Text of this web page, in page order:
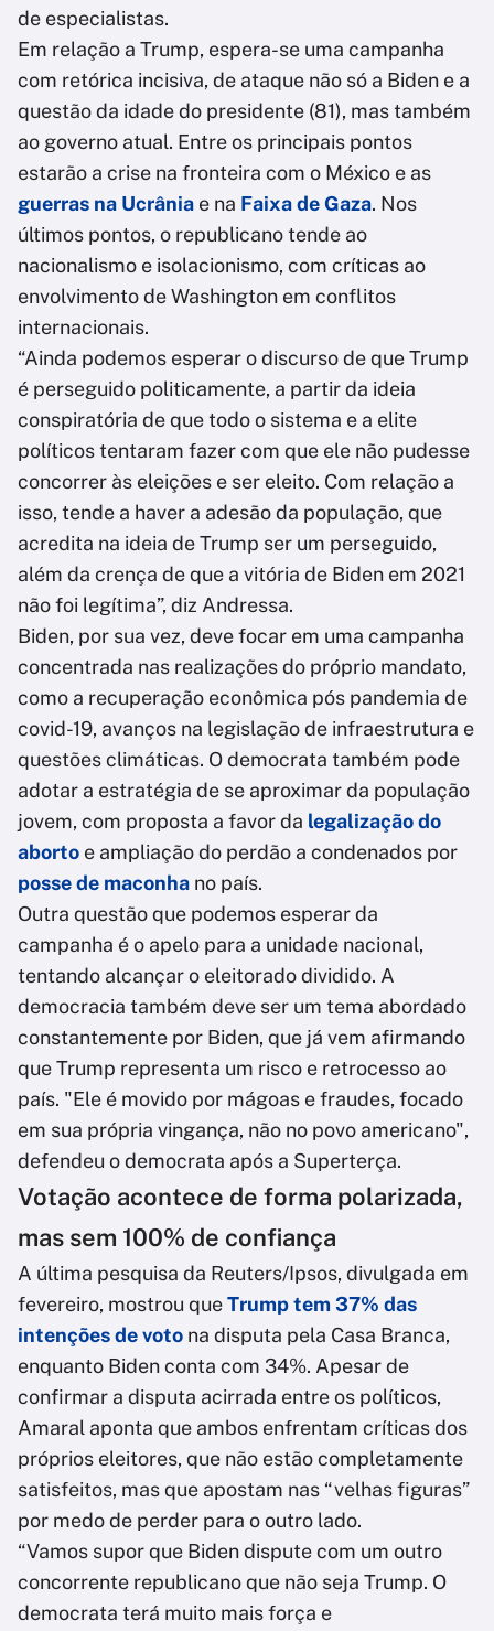
de especialistas.
Em relação a Trump, espera-se uma campanha
com retórica incisiva, de ataque não só a Biden e a
questão da idade do presidente (81), mas também
ao governo atual. Entre os principais pontos
estarão a crise na fronteira com o México e as
guerras na Ucrânia e na Faixa de Gaza. Nos
últimos pontos, o republicano tende ao
nacionalismo e isolacionismo, com críticas ao
envolvimento de Washington em conflitos
internacionais.
“Ainda podemos esperar o discurso de que Trump
é perseguido politicamente, a partir da ideia
conspiratória de que todo o sistema e a elite
políticos tentaram fazer com que ele não pudesse
concorrer às eleições e ser eleito. Com relação a
isso, tende a haver a adesão da população, que
acredita na ideia de Trump ser um perseguido,
além da crença de que a vitória de Biden em 2021
não foi legítima”, diz Andressa.
Biden, por sua vez, deve focar em uma campanha
concentrada nas realizações do próprio mandato,
como a recuperação econômica pós pandemia de
covid-19, avanços na legislação de infraestrutura e
questões climáticas. O democrata também pode
adotar a estratégia de se aproximar da população
jovem, com proposta a favor da legalização do
aborto e ampliação do perdão a condenados por
posse de maconha no país.
Outra questão que podemos esperar da
campanha é o apelo para a unidade nacional,
tentando alcançar o eleitorado dividido. A
democracia também deve ser um tema abordado
constantemente por Biden, que já vem afirmando
que Trump representa um risco e retrocesso ao
país. "Ele é movido por mágoas e fraudes, focado
em sua própria vingança, não no povo americano",
defendeu o democrata após a Superterça.
Votação acontece de forma polarizada,
mas sem 100% de confiança
A última pesquisa da Reuters/Ipsos, divulgada em
fevereiro, mostrou queTrump tem 37% das
intenções de voto na disputa pela Casa Branca,
enquanto Biden conta com 34%. Apesar de
confirmar a disputa acirrada entre os políticos,
Amaral aponta que ambos enfrentam críticas dos
próprios eleitores, que não estão completamente
satisfeitos, mas que apostam nas “velhas figuras”
por medo de perder para o outro lado.
“Vamos supor que Biden dispute com um outro
concorrente republicano que não seja Trump. O
democrata terá muito mais força e